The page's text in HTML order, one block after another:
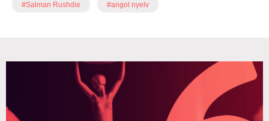
#Salman Rushdie #angol nyelv